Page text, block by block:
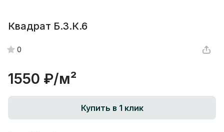
Квадрат Б.3.К.6
0
1550 ₽/м²
Купить в 1 клик